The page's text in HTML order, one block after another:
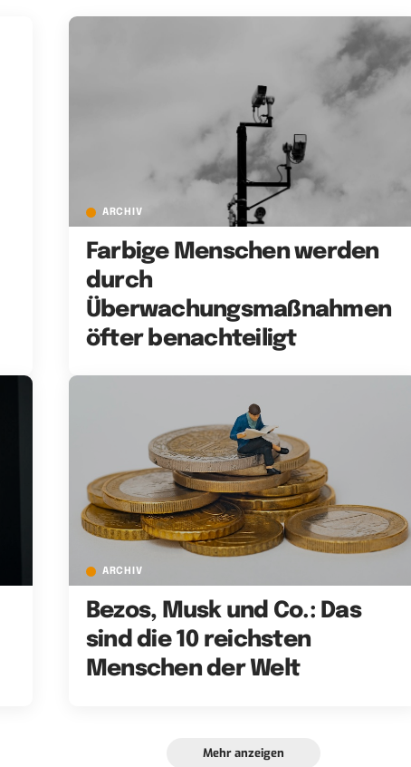
ARCHIV
Farbige Menschen werden
durch
Überwachungsmaßnahmen
öfter benachteiligt
ARCHIV
Bezos, Musk und Co.: Das
sind die 10 reichsten
Menschen der Welt
Mehr anzeigen